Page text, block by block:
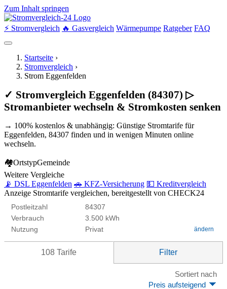
Zum Inhalt springen
⚡ Stromvergleich 🔥 Gasvergleich Wärmepumpe Ratgeber FAQ
Startseite ›
Stromvergleich ›
Strom Eggenfelden
✓ Stromvergleich Eggenfelden (84307) ▷
Stromanbieter wechseln & Stromkosten senken
→ 100% kostenlos & unabhängig: Günstige Stromtarife für
Eggenfelden, 84307 finden und in wenigen Minuten online
wechseln.
🏘OrtstypGemeinde
Weitere Vergleiche
📡 DSL Eggenfelden 🚗 KFZ-Versicherung 💵 Kreditvergleich
Anzeige Stromtarife vergleichen, bereitgestellt von CHECK24